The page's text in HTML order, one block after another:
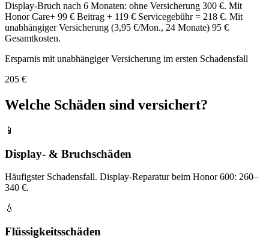
Display-Bruch nach 6 Monaten: ohne Versicherung 300 €. Mit
Honor Care+ 99 € Beitrag + 119 € Servicegebühr = 218 €. Mit
unabhängiger Versicherung (3,95 €/Mon., 24 Monate) 95 €
Gesamtkosten.
Ersparnis mit unabhängiger Versicherung im ersten Schadensfall
205 €
Welche Schäden sind versichert?
📱
Display- & Bruchschäden
Häufigster Schadensfall. Display-Reparatur beim Honor 600: 260–
340 €.
💧
Flüssigkeitsschäden